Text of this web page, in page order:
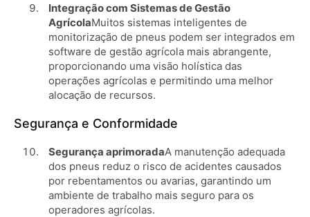
Integração com Sistemas de Gestão
AgrícolaMuitos sistemas inteligentes de
monitorização de pneus podem ser integrados em
software de gestão agrícola mais abrangente,
proporcionando uma visão holística das
operações agrícolas e permitindo uma melhor
alocação de recursos.
Segurança e Conformidade
Segurança aprimoradaA manutenção adequada
dos pneus reduz o risco de acidentes causados ​​
por rebentamentos ou avarias, garantindo um
ambiente de trabalho mais seguro para os
operadores agrícolas.